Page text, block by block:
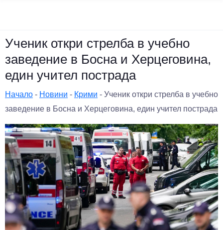
Ученик откри стрелба в учебно
заведение в Босна и Херцеговина,
един учител пострада
Начало - Новини - Крими - Ученик откри стрелба в учебно
заведение в Босна и Херцеговина, един учител пострада